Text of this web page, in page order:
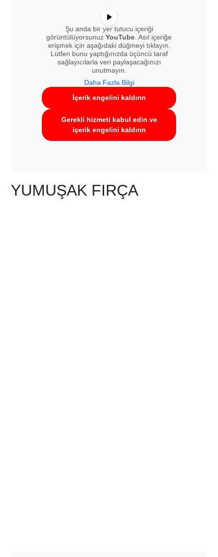
Şu anda bir yer tutucu içeriği
görüntülüyorsunuz YouTube. Asıl içeriğe
erişmek için aşağıdaki düğmeyi tıklayın.
Lütfen bunu yaptığınızda üçüncü taraf
sağlayıcılarla veri paylaşacağınızı
unutmayın.
Daha Fazla Bilgi
İçerik engelini kaldırın
Gerekli hizmeti kabul edin ve
içerik engelini kaldırın
YUMUŞAK FIRÇA